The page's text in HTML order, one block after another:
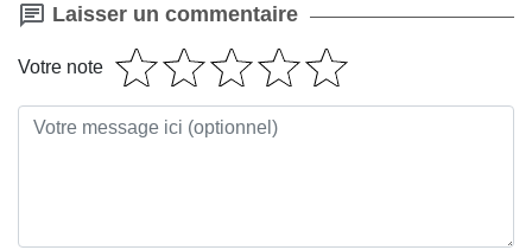
Laisser un commentaire
Votre note